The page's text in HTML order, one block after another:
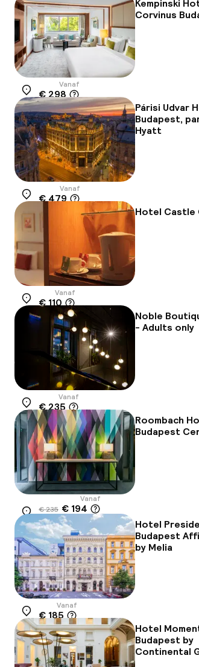
Kempinski
Corvinus
Locatie
Vanaf
€ 298
Párisi Udvar
Budapest,
Hyatt
Locatie
Vanaf
€ 479
Hotel Castle
Locatie
Vanaf
€ 110
Noble
- Adults only
Locatie
Vanaf
€ 235
Roombach
Budapest
Locatie
Vanaf
€ 235 € 194
-17%
Hotel
Budapest
by Melia
Locatie
Vanaf
€ 185
Hotel
Budapest by
Continental